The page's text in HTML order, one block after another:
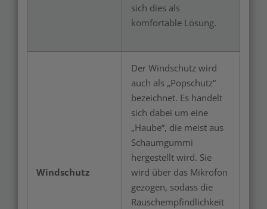
sich dies als
komfortable Lösung.
Windschutz
Der Windschutz wird
auch als „Popschutz“
bezeichnet. Es handelt
sich dabei um eine
„Haube“, die meist aus
Schaumgummi
hergestellt wird. Sie
wird über das Mikrofon
gezogen, sodass die
Rauschempfindlichkeit